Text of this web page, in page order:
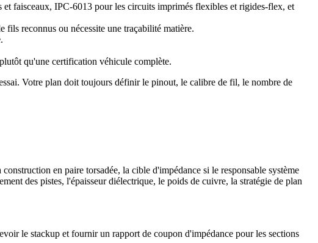
faisceaux, IPC-6013 pour les circuits imprimés flexibles et rigides-flex, et
reconnus ou nécessite une traçabilité matière.
qu'une certification véhicule complète.
Votre plan doit toujours définir le pinout, le calibre de fil, le nombre de
en paire torsadée, la cible d'impédance si le responsable système
des pistes, l'épaisseur diélectrique, le poids de cuivre, la stratégie de plan
le stackup et fournir un rapport de coupon d'impédance pour les sections